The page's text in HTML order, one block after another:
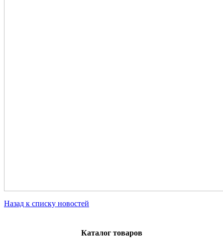
Назад к списку новостей
Каталог товаров